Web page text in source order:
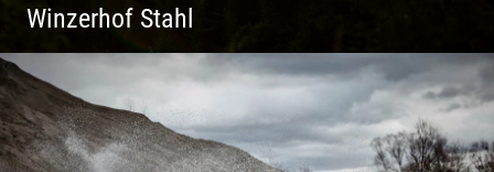
Winzerhof Stahl
Ganz neu durfte es werden. Alles. Fotos.
Web. Shop.